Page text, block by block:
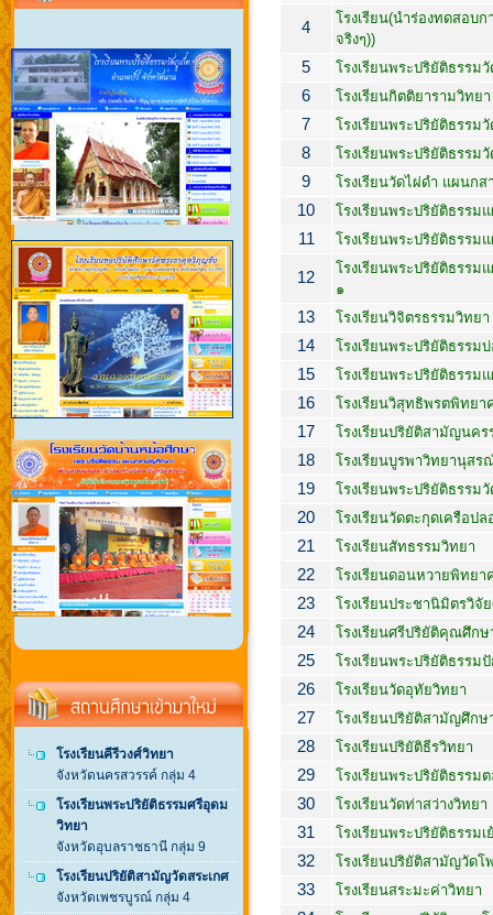
โรงเรียนคีรีวงศ์วิทยา
จังหวัดนครสวรรค์ กลุ่ม 4
โรงเรียนพระปริยัติธรรมศรีอุดม
วิทยา
จังหวัดอุบลราชธานี กลุ่ม 9
โรงเรียนปริยัติสามัญวัดสระเกศ
จังหวัดเพชรบูรณ์ กลุ่ม 4
4
โรงเรียน(นำร่องทดสอบก
จริงๆ))
5 โรงเรียนพระปริยัติธรรม
6 โรงเรียนกิตติยารามวิทยา
7 โรงเรียนพระปริยัติธรรม
8 โรงเรียนพระปริยัติธรรม
9 โรงเรียนวัดไผ่ดำ แผนก
10 โรงเรียนพระปริยัติธรรม
11 โรงเรียนพระปริยัติธรร
12
โรงเรียนพระปริยัติธรร
๑
13 โรงเรียนวิจิตรธรรมวิทยา
14 โรงเรียนพระปริยัติธรรม
15 โรงเรียนพระปริยัติธรร
16 โรงเรียนวิสุทธิพรตพิทยา
17 โรงเรียนปริยัติสามัญนคร
18 โรงเรียนบูรพาวิทยานุสร
19 โรงเรียนพระปริยัติธรรม
20 โรงเรียนวัดตะกุดเครือปล
21 โรงเรียนสัทธรรมวิทยา
22 โรงเรียนดอนหวายพิทยา
23 โรงเรียนประชานิมิตรวิจั
24 โรงเรียนศรีปริยัติคุณศึกษ
25 โรงเรียนพระปริยัติธรรม
26 โรงเรียนวัดอุทัยวิทยา
27 โรงเรียนปริยัติสามัญศึกษ
28 โรงเรียนปริยัติธีรวิทยา
29 โรงเรียนพระปริยัติธรรม
30 โรงเรียนวัดท่าสว่างวิทยา
31 โรงเรียนพระปริยัติธรรม
32 โรงเรียนปริยัติสามัญวัด
33 โรงเรียนสระมะค่าวิทยา